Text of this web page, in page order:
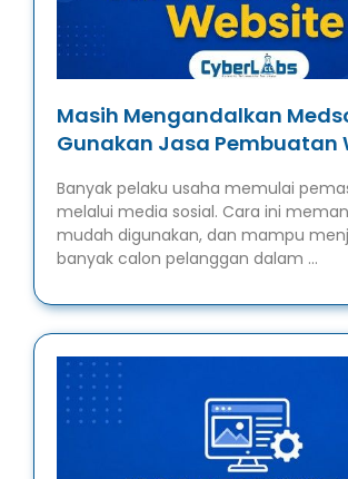
Masih Mengandalkan
Gunakan Jasa Pembuatan
Banyak pelaku usaha memulai
melalui media sosial. Cara ini
mudah digunakan, dan mampu
banyak calon pelanggan dalam …